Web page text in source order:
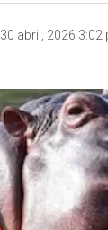
30 abril, 2026 3:02